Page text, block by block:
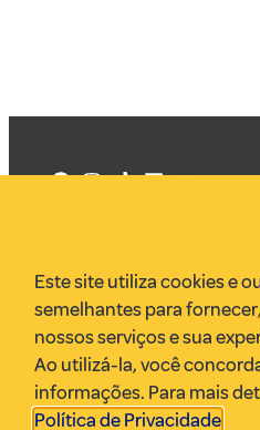
VR Assessoria
Parcerias
Envie uma pauta
Anuncie
Este site utiliza cookies e
semelhantes para
nossos serviços e sua
Ao utilizá-la, você
informações. Para mais
Política de Privacidade.